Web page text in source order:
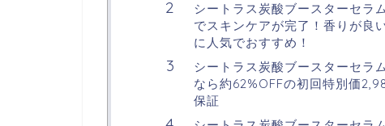
シートラス炭酸ブースターセラ
でスキンケアが完了！香りが良
に人気でおすすめ！
シートラス炭酸ブースターセラ
なら約62%OFFの初回特別価
保証